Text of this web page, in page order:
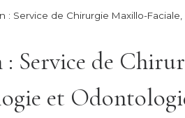
E
: Service de Chirurgie Maxillo-
: Service de
et